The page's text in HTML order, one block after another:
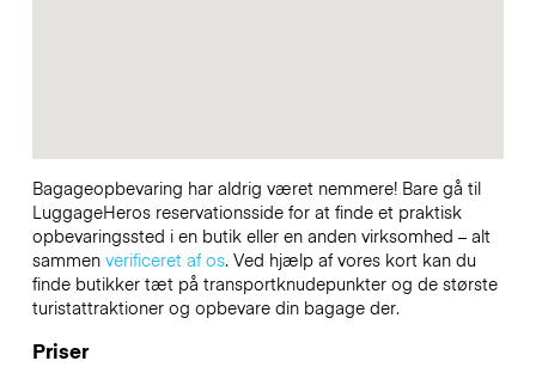
Bagageopbevaring har aldrig været nemmere! Bare gå til
LuggageHeros reservationsside for at finde et praktisk
opbevaringssted i en butik eller en anden virksomhed – alt
sammen verificeret af os. Ved hjælp af vores kort kan du
finde butikker tæt på transportknudepunkter og de største
turistattraktioner og opbevare din bagage der.
Priser